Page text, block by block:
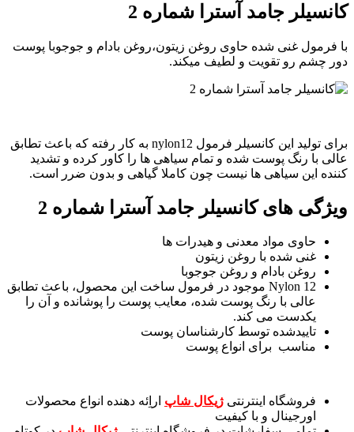
کانسیلر جامد آسترا شماره 2
با فرمول غنی شده حاوی روغن زیتون،روغن بادام و جوجوبا پوست
دور چشم رو تقویت و لطیف میکند.
برای تولید این کانسیلر فرمول nylon12 به کار رفته که باعث تطابق
عالی با رنگ پوست شده و تمام سیاهی ها را کاور کرده و تشدید
کننده این سیاهی ها نیست چون کاملا گیاهی و بدون ضرر است.
ویژگی هایکانسیلر جامد آسترا شماره 2
حاوی مواد معدنی و هیدرات ها
غنی شده با روغن زیتون
روغن بادام و روغن جوجوبا
Nylon 12 موجود در فرمول ساخت این محصول، باعث تطابق
عالی با رنگ پوست شده، معایب پوست را پوشانده و آن را
یکدست می کند.
تاییدشده توسط کارشناسان پوست
مناسب برای انواع پوست
فروشگاه اینترنتی ژیکال شاپ اراِئه دهنده انواع محصولات
اورجینال و با کیفیت